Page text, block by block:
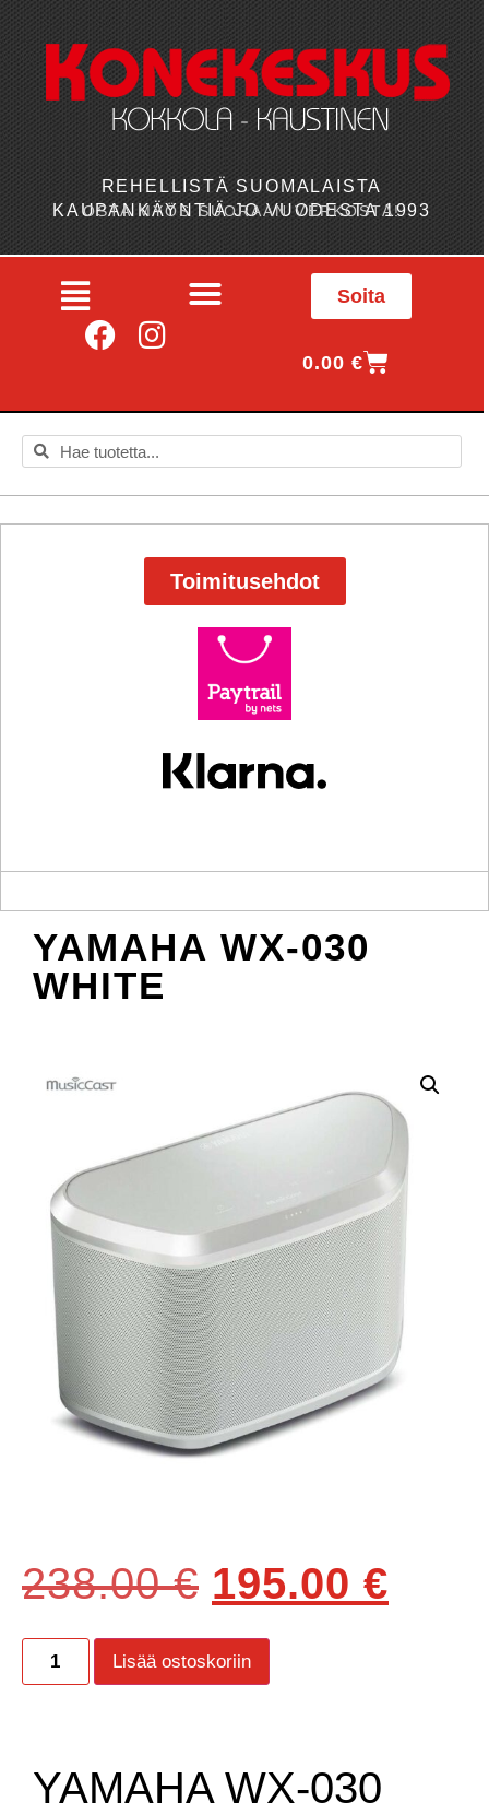
REHELLISTÄ SUOMALAISTA
KAUPANKÄYNTIÄ JO VUODESTA 1993
OSTA MYÖS SUORAAN VERKOSTA!
Soita
0.00€
Toimitusehdot
YAMAHA WX-030
WHITE
238.00€ 195.00 €
Lisää ostoskoriin
YAMAHA WX-030